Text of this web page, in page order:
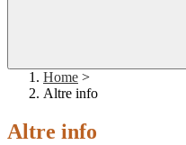
Home >
Altre info
Altre info